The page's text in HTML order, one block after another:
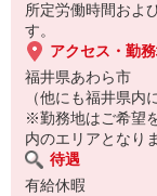
所定労働時間およ
す。
アクセス・勤
福井県あわら市
（他にも福井県内
※勤務地はご希望
内のエリアとなり
待遇
有給休暇